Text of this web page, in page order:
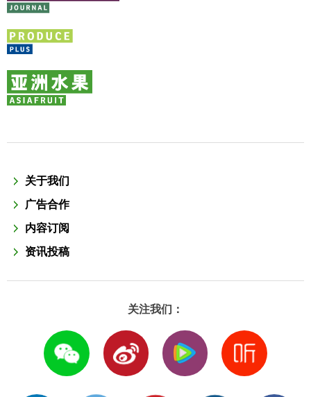
关于我们
广告合作
内容订阅
资讯投稿
关注我们：